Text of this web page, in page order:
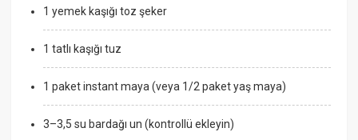
1 yemek kaşığı toz şeker
1 tatlı kaşığı tuz
1 paket instant maya (veya 1/2 paket yaş maya)
3–3,5 su bardağı un (kontrollü ekleyin)